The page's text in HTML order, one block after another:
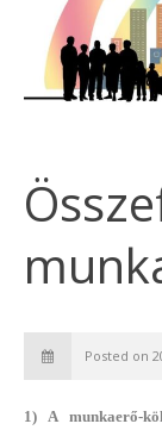
Posted on
1) A munkaerő-